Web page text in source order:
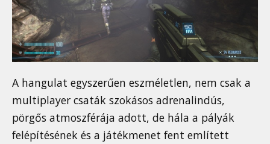
A hangulat egyszerűen eszméletlen, nem csak a
multiplayer csaták szokásos adrenalindús,
pörgős atmoszférája adott, de hála a pályák
felépítésének és a játékmenet fent említett